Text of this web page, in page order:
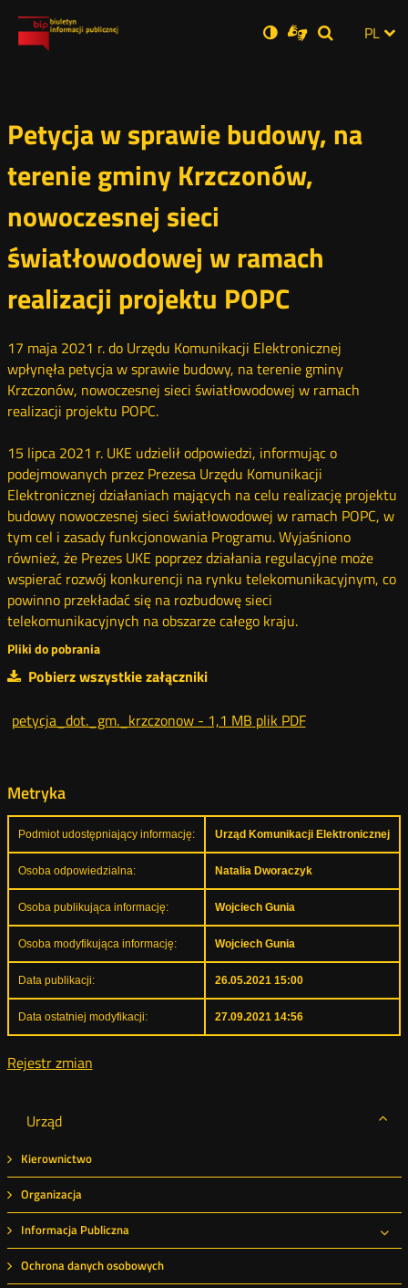
Ustawienia
Wersja
zwykła
Dla
niesłyszących
Otwórz Otwórz
Otwórz
Social PL
Urząd
Kierownictwo
Organizacja
Informacja Publiczna
Ochrona danych osobowych
Petycja w sprawie budowy, na
terenie gminy Krzczonów,
nowoczesnej sieci
światłowodowej w ramach
realizacji projektu POPC
17 maja 2021 r. do Urzędu Komunikacji Elektronicznej
wpłynęła petycja w sprawie budowy, na terenie gminy
Krzczonów, nowoczesnej sieci światłowodowej w ramach
realizacji projektu POPC.
15 lipca 2021 r. UKE udzielił odpowiedzi, informując o
podejmowanych przez Prezesa Urzędu Komunikacji
Elektronicznej działaniach mających na celu realizację projektu
budowy nowoczesnej sieci światłowodowej w ramach POPC, w
tym cel i zasady funkcjonowania Programu. Wyjaśniono
również, że Prezes UKE poprzez działania regulacyjne może
wspierać rozwój konkurencji na rynku telekomunikacyjnym, co
powinno przekładać się na rozbudowę sieci
telekomunikacyjnych na obszarze całego kraju.
Pliki do pobrania
Pobierz wszystkie załączniki
petycja_dot._gm._krzczonow - 1,1 MB plik PDF
Metryka
Podmiot udostępniający informację: Urząd Komunikacji Elektronicznej
Osoba odpowiedzialna: Natalia Dworaczyk
Osoba publikująca informację: Wojciech Gunia
Osoba modyfikująca informację: Wojciech Gunia
Data publikacji: 26.05.2021 15:00
Data ostatniej modyfikacji: 27.09.2021 14:56
Rejestr zmian